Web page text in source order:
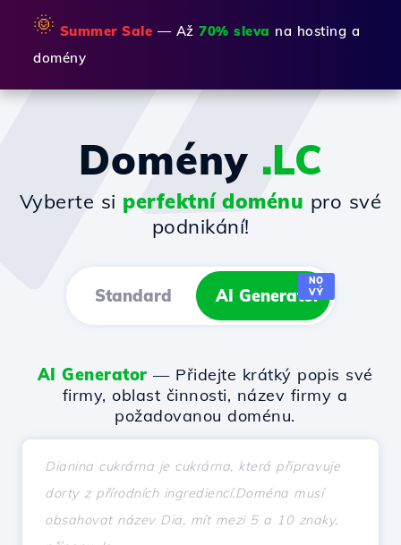
🌞 Summer Sale — Až 70% sleva na hosting a
domény
Domény .LC
Vyberte si perfektní doménu pro své
podnikání!
Standard AI Generator
NO
VÝ
AI Generator — Přidejte krátký popis své
firmy, oblast činnosti, název firmy a
požadovanou doménu.